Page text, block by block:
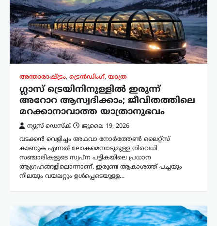
അന്താരാഷ്ട്രം, ട്രെൻഡിംഗ്, യാത്ര
ഗ്ലാസ് ട്രെയിനിനുള്ളിൽ ഇരുന്ന്
അറോറ ആസ്വദിക്കാം; ജീവിതത്തിലെ
മറക്കാനാവാത്ത യാത്രാനുഭവം
ന്യൂസ് ഡെസ്ക്
ജൂലൈ 19, 2026
വടക്കൻ വെളിച്ചം അഥവാ നോർത്തേൺ ലൈറ്റ്സ്
കാണുക എന്നത് ലോകമെമ്പാടുമുള്ള നിരവധി
സഞ്ചാരികളുടെ സ്വപ്ന പട്ടികയിലെ പ്രധാന
ആഗ്രഹങ്ങളിലൊന്നാണ്. ഇരുണ്ട ആകാശത്ത് പച്ചയും
നീലയും വയലറ്റും ഉൾപ്പെടെയുള്ള…